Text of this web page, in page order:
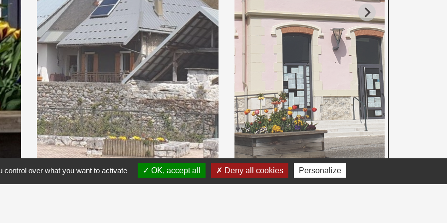
over what you want to activate OK, accept all Deny all cookies Personalize